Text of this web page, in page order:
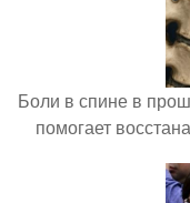
Боли в спине в
помогает